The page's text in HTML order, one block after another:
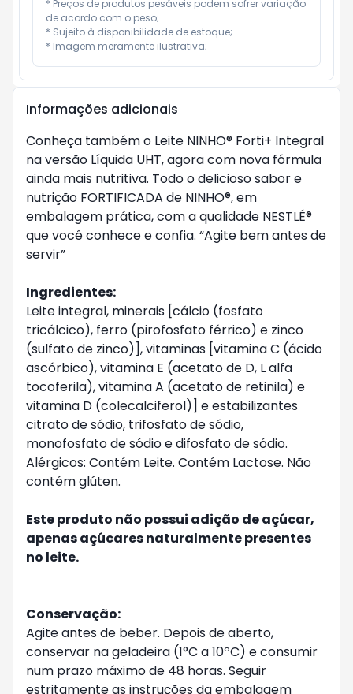
* Preços de produtos pesáveis podem sofrer variação
de acordo com o peso;
* Sujeito à disponibilidade de estoque;
* Imagem meramente ilustrativa;
Informações adicionais
Conheça também o Leite NINHO® Forti+ Integral
na versão Líquida UHT, agora com nova fórmula
ainda mais nutritiva. Todo o delicioso sabor e
nutrição FORTIFICADA de NINHO®, em
embalagem prática, com a qualidade NESTLÉ®
que você conhece e confia. “Agite bem antes de
servir”
Ingredientes:
Leite integral, minerais [cálcio (fosfato
tricálcico), ferro (pirofosfato férrico) e zinco
(sulfato de zinco)], vitaminas [vitamina C (ácido
ascórbico), vitamina E (acetato de D, L alfa
tocoferila), vitamina A (acetato de retinila) e
vitamina D (colecalciferol)] e estabilizantes
citrato de sódio, trifosfato de sódio,
monofosfato de sódio e difosfato de sódio.
Alérgicos: Contém Leite. Contém Lactose. Não
contém glúten.
Este produto não possui adição de açúcar,
apenas açúcares naturalmente presentes
no leite.
Conservação:
Agite antes de beber. Depois de aberto,
conservar na geladeira (1°C a 10ºC) e consumir
num prazo máximo de 48 horas. Seguir
estritamente as instruções da embalagem